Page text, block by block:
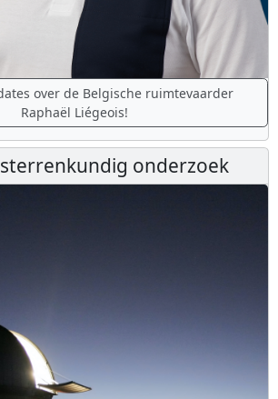
over de Belgische ruimtevaarder
Raphaël Liégeois!
onderzoek